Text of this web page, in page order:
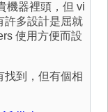
機器裡頭，但 vi
許多設計是屈就
使用方便而設
找到，但有個相